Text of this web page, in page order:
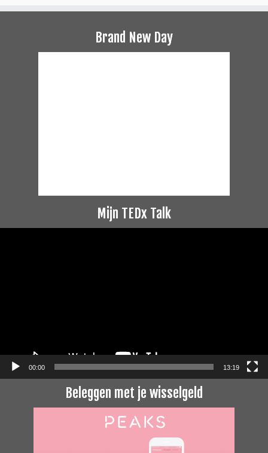
Brand New Day
Mijn TEDx Talk
00:00 13:19
Beleggen met je wisselgeld